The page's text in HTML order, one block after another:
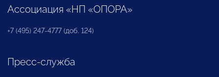
Ассоциация «НП «ОПОРА»
+7 (495) 247-4777 (доб. 124)
Пресс-служба